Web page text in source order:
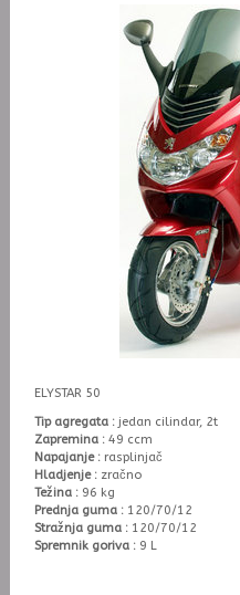
ELYSTAR 50
Tip agregata :jedan cilindar, 2t
Zapremina :49 ccm
Napajanje :rasplinjač
Hladjenje :zračno
Težina :96 kg
Prednja guma :120/70/12
Stražnja guma :120/70/12
Spremnik goriva :9 L